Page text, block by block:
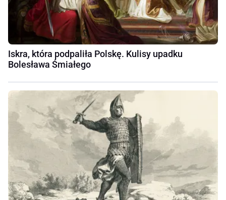
Iskra, która podpaliła Polskę. Kulisy upadku
Bolesława Śmiałego